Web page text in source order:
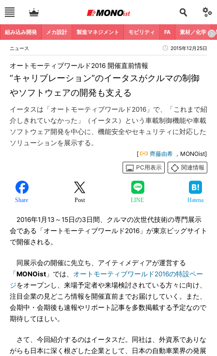
組み込み開発 メカ設計 製造マネジメント モビリティ FA 素材／化学
ニュース 2015年12月25日
“キャリブレーション”のイータスがクルマの制御
やソフトウェアの開発も支える
オートモーティブワールド2016 開催直前情報
イータスは「オートモーティブワールド2016」で、「これまで紹
介しきれていなかった」（イータス）という車載制御機能や車載
ソフトウェア開発を中心に、機能安全やセキュリティに対応した
ソリューションを展示する。
[ 齊藤由希 ，MONOist]
PC用表示
関連情報
Share Post LINE Hatena
2016年1月13～15日の3日間、クルマの次世代技術の専門展示
会である「オートモーティブワールド2016」が東京ビッグサイト
で開催される。
同展示会の開催に先立ち、アイティメディアが運営する
「MONOist 」では、 オートモーティブワールド2016の特設ペー
ジをオープンし、来場予定者や来場検討されている方々に向け、
注目企業の見どころ情報を開催直前までお届けしていく。また、
会期中・会期後も速報やリポート記事を多数掲載する予定なので
期待してほしい。
さて、今回紹介するのはイータスだ。同社は、外資系でありな
がらも日本に深く根ざした企業として、日本の自動車業界の発展